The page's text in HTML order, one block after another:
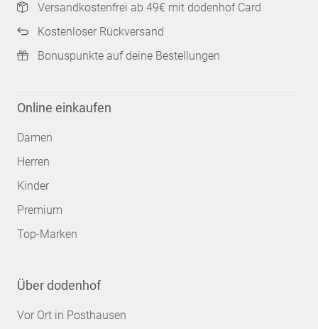
Versandkostenfrei ab 49€ mit dodenhof Card
Kostenloser Rückversand
Bonuspunkte auf deine Bestellungen
Online einkaufen
Damen
Herren
Kinder
Premium
Top-Marken
Über dodenhof
Vor Ort in Posthausen